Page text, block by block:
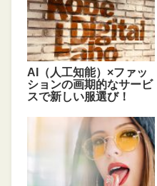
AI（人工知能）×ファッ
ションの画期的なサービ
スで新しい服選び！